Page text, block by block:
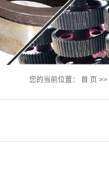
您的当前位置： 首 页 >>